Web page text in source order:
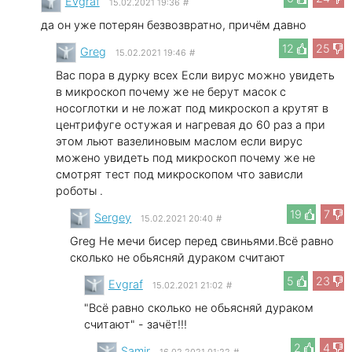
да он уже потерян безвозвратно, причём давно
12
25
Greg 15.02.2021 19:46 #
Вас пора в дурку всех Если вирус можно увидеть
в микроскоп почему же не берут масок с
носоглотки и не ложат под микроскоп а крутят в
центрифуге остужая и нагревая до 60 раз а при
этом льют вазелиновым маслом если вирус
можено увидеть под микроскоп почему же не
смотрят тест под микроскопом что зависли
роботы .
19
7
Sergey 15.02.2021 20:40 #
Greg Не мечи бисер перед свиньями.Всё равно
сколько не обьясняй дураком считают
5
23
Evgraf 15.02.2021 21:02 #
"Всё равно сколько не обьясняй дураком
считают" - зачёт!!!
2
4